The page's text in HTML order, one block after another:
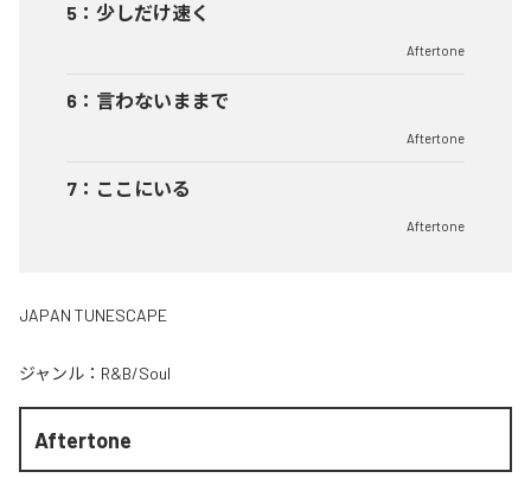
5 ： 少しだけ速く
Aftertone
6 ： 言わないままで
Aftertone
7 ： ここにいる
Aftertone
JAPAN TUNESCAPE
ジャンル： R&B/Soul
Aftertone